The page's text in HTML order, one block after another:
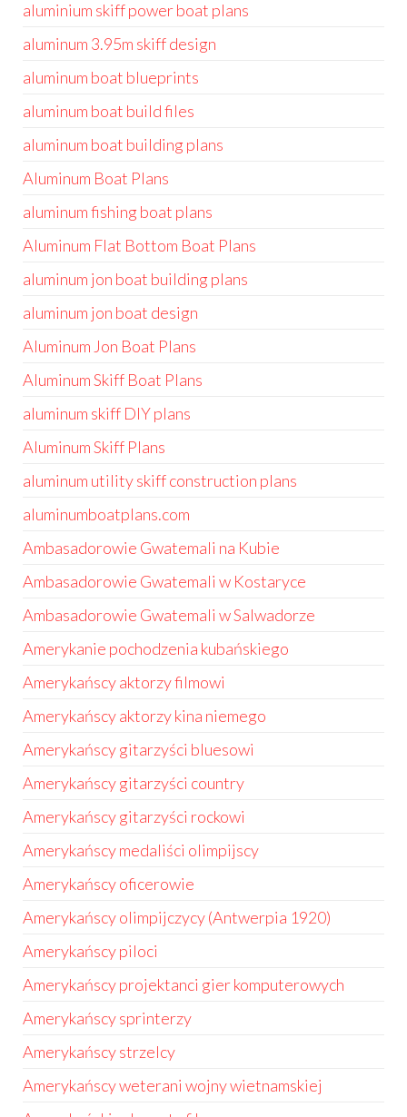
aluminium skiff power boat plans
aluminum 3.95m skiff design
aluminum boat blueprints
aluminum boat build files
aluminum boat building plans
Aluminum Boat Plans
aluminum fishing boat plans
Aluminum Flat Bottom Boat Plans
aluminum jon boat building plans
aluminum jon boat design
Aluminum Jon Boat Plans
Aluminum Skiff Boat Plans
aluminum skiff DIY plans
Aluminum Skiff Plans
aluminum utility skiff construction plans
aluminumboatplans.com
Ambasadorowie Gwatemali na Kubie
Ambasadorowie Gwatemali w Kostaryce
Ambasadorowie Gwatemali w Salwadorze
Amerykanie pochodzenia kubańskiego
Amerykańscy aktorzy filmowi
Amerykańscy aktorzy kina niemego
Amerykańscy gitarzyści bluesowi
Amerykańscy gitarzyści country
Amerykańscy gitarzyści rockowi
Amerykańscy medaliści olimpijscy
Amerykańscy oficerowie
Amerykańscy olimpijczycy (Antwerpia 1920)
Amerykańscy piloci
Amerykańscy projektanci gier komputerowych
Amerykańscy sprinterzy
Amerykańscy strzelcy
Amerykańscy weterani wojny wietnamskiej